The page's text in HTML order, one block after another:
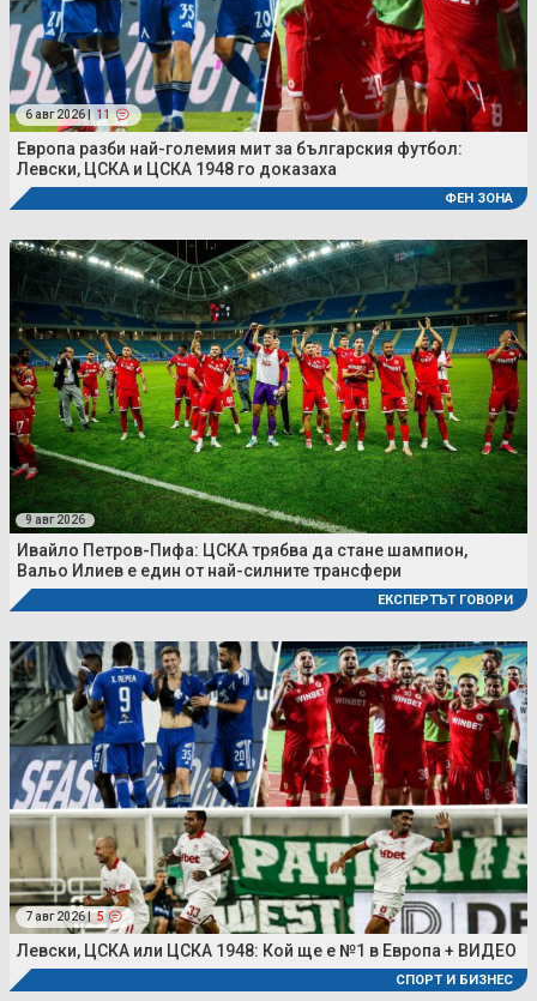
6 авг 2026 | 11
Европа разби най-големия мит за българския футбол:
Левски, ЦСКА и ЦСКА 1948 го доказаха
ФЕН ЗОНА
9 авг 2026
Ивайло Петров-Пифа: ЦСКА трябва да стане шампион,
Вальо Илиев е един от най-силните трансфери
ЕКСПЕРТЪТ ГОВОРИ
7 авг 2026 | 5
Левски, ЦСКА или ЦСКА 1948: Кой ще е №1 в Европа + ВИДЕО
СПОРТ И БИЗНЕС